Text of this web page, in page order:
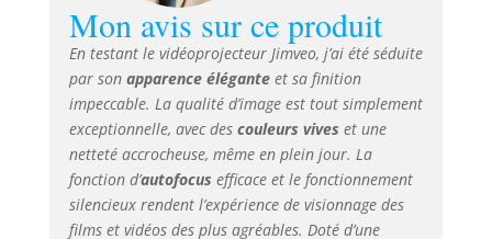
afin d'obtenir une
image claire et
nette. Il détecte
avec précision la
zone de l'écran et
s'aligne
automatiquement,
en évitant les
interrupteurs
muraux, les vases
Mon avis sur ce produit
En testant le vidéoprojecteur Jimveo, j’ai été séduite
par son apparence éléganteet sa finition
impeccable. La qualité d’image est tout simplement
exceptionnelle, avec des couleurs vives et une
netteté accrocheuse, même en plein jour. La
fonction d’autofocus efficace et le fonctionnement
silencieux rendent l’expérience de visionnage des
films et vidéos des plus agréables. Doté d’une